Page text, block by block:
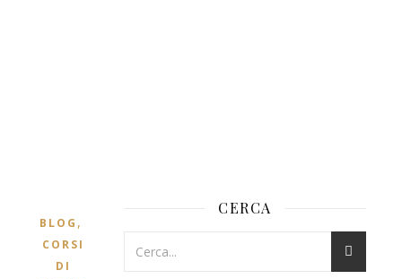
BLOG ,
CORSI
DI
CERCA